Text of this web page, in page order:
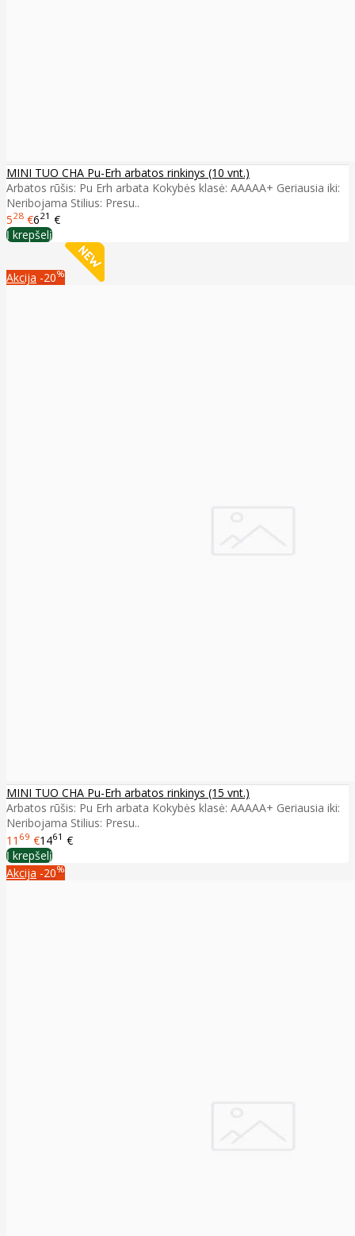
MINI TUO CHA Pu-Erh arbatos rinkinys (10 vnt.)
Arbatos rūšis: Pu Erh arbata Kokybės klasė: AAAAA+ Geriausia iki:
Neribojama Stilius: Presu..
528 €621 €
Į krepšelį
Akcija -20%
MINI TUO CHA Pu-Erh arbatos rinkinys (15 vnt.)
Arbatos rūšis: Pu Erh arbata Kokybės klasė: AAAAA+ Geriausia iki:
Neribojama Stilius: Presu..
11 69 €1461 €
Į krepšelį
Akcija -20%